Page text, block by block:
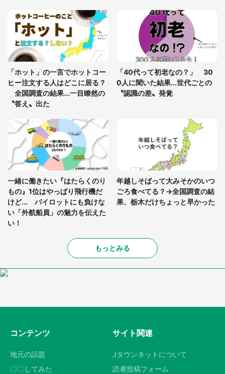
7万人驚がく 「お菓子売り場ならまだしも...」「ハ
ードル高い」
あまりにも四角すぎる猫、激写される 「これもう
座布団だろ」「食パンの耳」と1.4万人困惑
「ホット」の一言でホットコー
ヒー注文する人はどこに居る？
全国調査の結果...一目瞭然の
〝答え〟出た
「40代って初老なの？」 30
0人に聞いた結果...世代ごとの
〝認識の差〟発覚
一緒に働きたい『はたらくのり
もの』1位はやっぱり飛行機だ
けど... パイロットにも負けな
い「外航船員」の魅力を伝えた
い！
年越しそばって大みそかのいつ
ごろ食べてる？→全国調査の結
果、栃木だけちょっと早かった
もっとみる
コンテンツ
地元の話題
〇〇してみた
サイト関連
Jタウンネットについて
読者投稿フォーム